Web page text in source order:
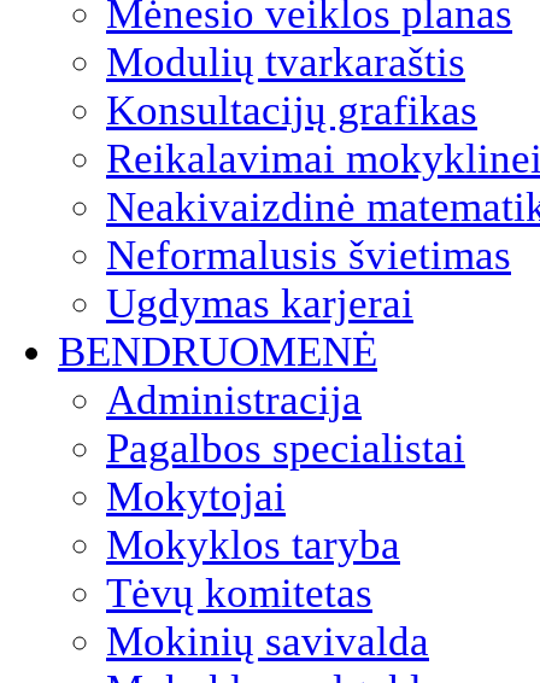
Mėnesio veiklos planas
Modulių tvarkaraštis
Konsultacijų grafikas
Reikalavimai
Neakivaizdinė
Neformalusis švietimas
Ugdymas karjerai
BENDRUOMENĖ
Administracija
Pagalbos specialistai
Mokytojai
Mokyklos taryba
Tėvų komitetas
Mokinių savivalda